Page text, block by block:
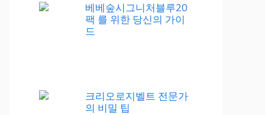
베베숲시그니처블루20
팩 를 위한 당신의 가이
드
크리오로지벨트 전문가
의 비밀 팁